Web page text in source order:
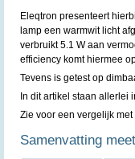
Eleqtron presenteert
lamp een warmwit licht
verbruikt 5.1 W aan
efficiency komt hiermee
Tevens is getest op
In dit artikel staan allerlei
Zie voor een vergelijk
Samenvatting